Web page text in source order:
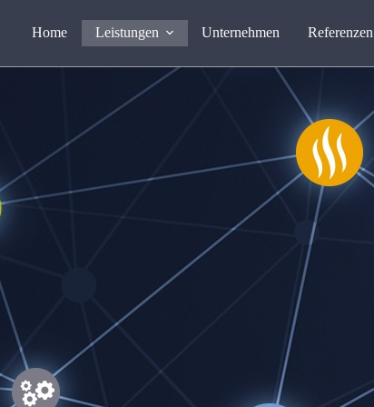
Home Leistungen Unternehmen Referenzen